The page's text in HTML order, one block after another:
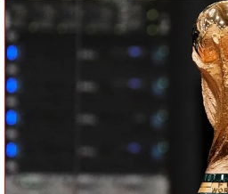
Deportes
Sostenibilidad